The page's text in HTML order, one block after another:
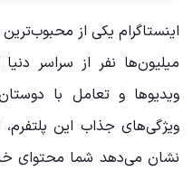
اینستاگرام یکی از
میلیون‌ها نفر از سراسر
ویدیوها و تعامل با
ویژگی‌های جذاب این
نشان می‌دهد شما محتوای